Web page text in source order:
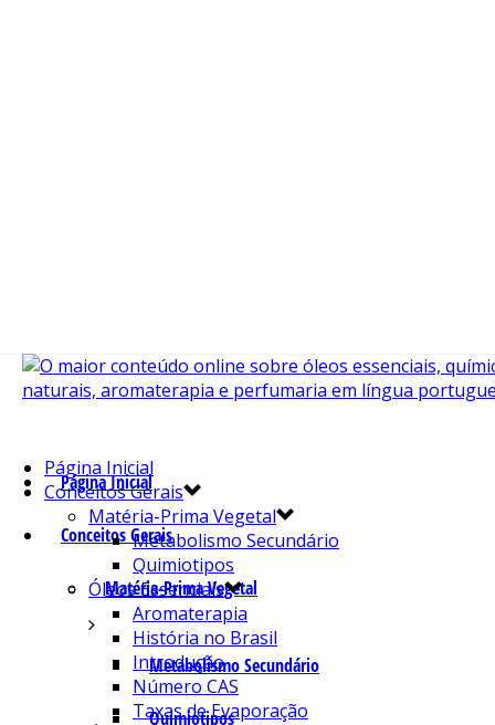
Página Inicial
Conceitos Gerais
Matéria-Prima Vegetal
Metabolismo Secundário
Quimiotipos
Página Inicial
Conceitos Gerais
Matéria-Prima Vegetal
Metabolismo Secundário
Quimiotipos
Óleos Essenciais
Aromaterapia
História no Brasil
Introdução
Número CAS
Taxas de Evaporação